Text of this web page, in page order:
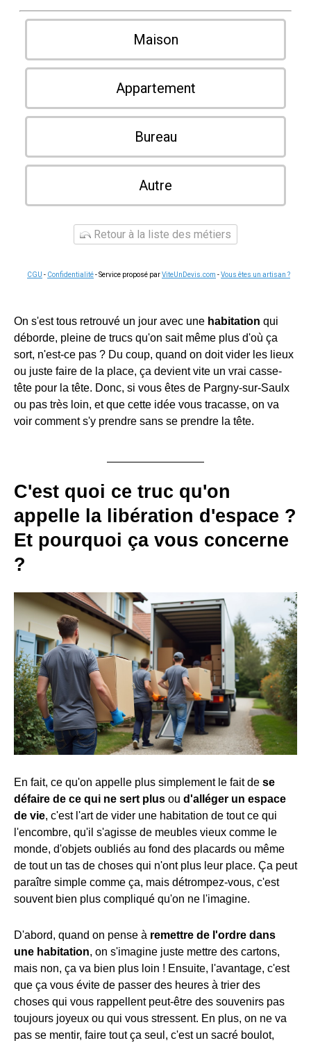
Maison
Appartement
Bureau
Autre
Retour à la liste des métiers
CGU - Confidentialité- Service proposé parViteUnDevis.com -Vous êtes un artisan ?
On s'est tous retrouvé un jour avec une habitation qui
déborde, pleine de trucs qu'on sait même plus d'où ça
sort, n'est-ce pas ? Du coup, quand on doit vider les lieux
ou juste faire de la place, ça devient vite un vrai casse-
tête pour la tête. Donc, si vous êtes de Pargny-sur-Saulx
ou pas très loin, et que cette idée vous tracasse, on va
voir comment s'y prendre sans se prendre la tête.
C'est quoi ce truc qu'on
appelle la libération d'espace ?
Et pourquoi ça vous concerne
?
En fait, ce qu'on appelle plus simplement le fait de se
défaire de ce qui ne sert plus ou d'alléger un espace
de vie, c'est l'art de vider une habitation de tout ce qui
l'encombre, qu'il s'agisse de meubles vieux comme le
monde, d'objets oubliés au fond des placards ou même
de tout un tas de choses qui n'ont plus leur place. Ça peut
paraître simple comme ça, mais détrompez-vous, c'est
souvent bien plus compliqué qu'on ne l'imagine.
D'abord, quand on pense à remettre de l'ordre dans
une habitation, on s'imagine juste mettre des cartons,
mais non, ça va bien plus loin ! Ensuite, l'avantage, c'est
que ça vous évite de passer des heures à trier des
choses qui vous rappellent peut-être des souvenirs pas
toujours joyeux ou qui vous stressent. En plus, on ne va
pas se mentir, faire tout ça seul, c'est un sacré boulot,